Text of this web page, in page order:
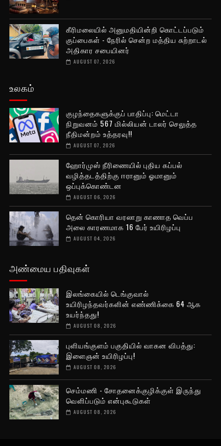
கீரிமலையில் அனுமதியின்றி கொட்டப்படும்
குப்பைகள் - நேரில் சென்ற மத்திய சுற்றாடல்
அதிகார சபையினர்
AUGUST 07, 2026
உலகம்
குழந்தைகளுக்குப் பாதிப்பு: மெட்டா
நிறுவனம் 567 மில்லியன் டாலர் செலுத்த
நீதிமன்றம் உத்தரவு!!
AUGUST 07, 2026
ஹோர்முஸ் நீரிணையில் புதிய கப்பல்
வழித்தடத்திற்கு ஈரானும் ஓமானும்
ஒப்புக்கொண்டன
AUGUST 06, 2026
தென் கொரியா வரலாறு காணாத வெப்ப
அலை காரணமாக 16 பேர் உயிரிழப்பு
AUGUST 04, 2026
அண்மைய பதிவுகள்
இலங்கையில் டெங்குவால்
உயிரிழந்தவர்களின் எண்ணிக்கை 64 ஆக
உயர்ந்தது!
AUGUST 08, 2026
புளியங்குளம் பகுதியில் வாகன விபத்து:
இளைஞன் உயிரிழப்பு!
AUGUST 08, 2026
செம்மணி - சோதனைக்குழிக்குள் இருந்து
வெளிப்படும் என்புகூடுகள்
AUGUST 08, 2026